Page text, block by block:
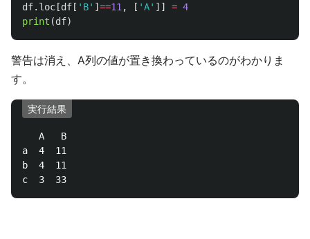
df. loc [df [ ' B' ] ==11, [ 'A' ]] = 4
print (df)
警告は消え、A列の値が置き換わっているのがわかりま
す。
実行結果
   A   B
a  4  11
b  4  11